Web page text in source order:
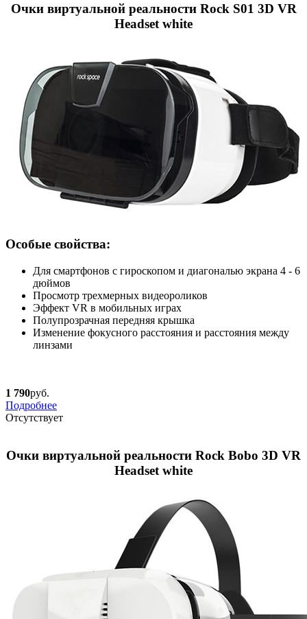
Очки виртуальной реальности Rock S01 3D VR
Headset white
Особые свойства:
Для смартфонов с гироскопом и диагональю экрана 4 - 6
дюймов
Просмотр трехмерных видеороликов
Эффект VR в мобильных играх
Полупрозрачная передняя крышка
Изменение фокусного расстояния и расстояния между
линзами
1 790руб.
Подробнее
Отсутствует
Очки виртуальной реальности Rock Bobo 3D VR
Headset white